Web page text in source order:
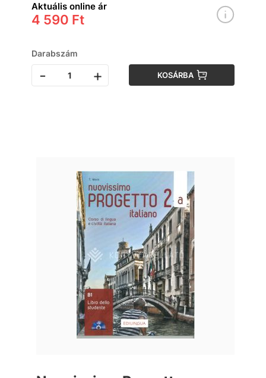
Aktuális online ár
4 590 Ft
Darabszám
- + KOSÁRBA